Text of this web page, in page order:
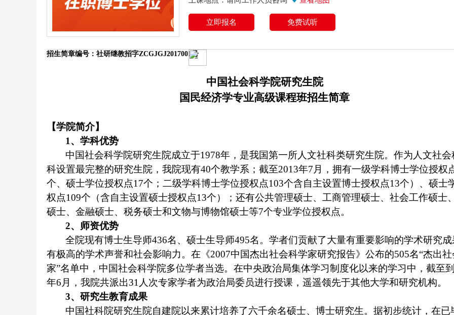
立即报名 免费试听
招生简章编号：社研继教招字ZCGJGJ2017001号
中国社会科学院研究生院
国民经济学专业高级课程班招生简章
【学院简介】
1、学科优势
中国社会科学院研究生院成立于1978年，是我国第一所人文社科类研究生院。 作为 人文社
科设置最完整的研究生院， 我院现有40个教学系 ；截至2013年7月，拥有一级学科博士学位授权
个、硕士学位授权点17个；二级学科博士学位授权点103个含自主设置博士授权点13个）、硕士
权点109个（含自主设置硕士授权点13个）；还有公共管理硕士、工商管理硕士、社会工作硕士
硕士、金融硕士、税务硕士和文物与博物馆硕士等7个专业学位授权点。
2、师资优势
全院现有博士生导师436名、硕士生导师495名 。学者们贡献了大量有重要影响的学术研究成
有极高的学术声誉和社会影响力。 在 《2007中国杰出社会科学家研究报告》公布的505名“杰出
家”名单中， 中国社会科学院多位学者当选。在中央政治局集体学习制度化以来的学习中，截至
年6月，我院共派出31人次专家学者为政治局委员进行授课，遥遥领先于其他大学和研究机构。
3、研究生教育成果
中国社科院研究生院自建院以来累计培养了六千余名硕士、博士研究生。 据初步统计，在已